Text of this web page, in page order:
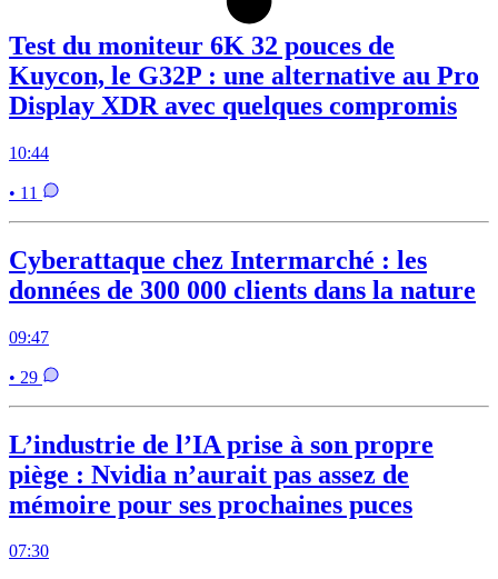
Test du moniteur 6K 32 pouces de
Kuycon, le G32P : une alternative au Pro
Display XDR avec quelques compromis
10:44
• 11
Cyberattaque chez Intermarché : les
données de 300 000 clients dans la nature
09:47
• 29
L’industrie de l’IA prise à son propre
piège : Nvidia n’aurait pas assez de
mémoire pour ses prochaines puces
07:30